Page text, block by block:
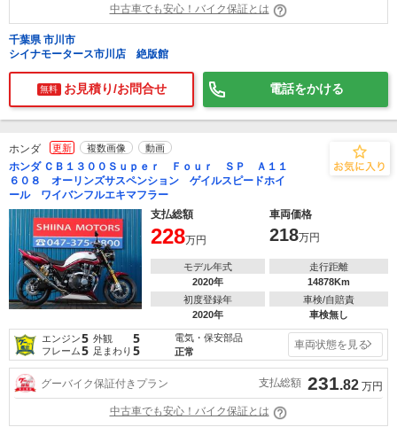
中古車でも安心！バイク保証とは
千葉県 市川市
シイナモータース市川店 絶版館
無料 お見積り/お問合せ 電話をかける
ホンダ 更新 複数画像 動画
ホンダ ＣＢ１３００Ｓｕｐｅｒ Ｆｏｕｒ ＳＰ Ａ１１
６０８ オーリンズサスペンション ゲイルスピードホイ
ール ワイバンフルエキマフラー
支払総額
車両価格
228万円 218万円
モデル年式
2020年
走行距離
14878Km
初度登録年
2020年
車検/自賠責
車検無し
エンジン5 外観 5
フレーム5 足まわり 5
電気・保安部品
正常
車両状態を見る
グーバイク保証付きプラン 支払総額 231.82 万円
中古車でも安心！バイク保証とは